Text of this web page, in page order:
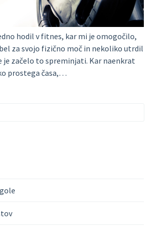
hodil v fitnes, kar mi je omogočilo,
za svojo fizično moč in nekoliko utrdil
je začelo to spreminjati. Kar naenkrat
prostega časa,…